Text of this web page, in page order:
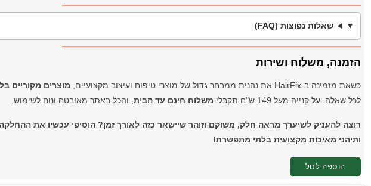
שאלות נפוצות (FAQ)
הזמנה, משלוח ושירות
כשאת מזמינה ב-HairFix את נהנית ממבחר גדול של מוצרי טיפוח ועיצוב מקצועיים, מוצרים מקוריים
לכל שאלה. על קנייה מעל 149 ש"ח תקבלי
משלוח חינם עד הבית, והכל באתר מאובטח ונוח לשימוש.
רוצה להעניק לשיערך מראה חלק, משוקם וזוהר שיישאר כזה לאורך זמן? הוסיפי עכשיו את
ותיהני מאיכות מקצועית בלתי מתפשרת!
הוספה לסל